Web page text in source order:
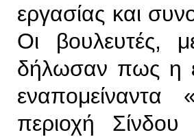
εργασίας και
Οι βουλευτές,
δήλωσαν πως η
εναπομείναντα
περιοχή